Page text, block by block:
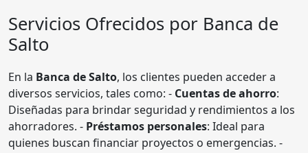
Servicios Ofrecidos por Banca de
Salto
En la Banca de Salto, los clientes pueden acceder a
diversos servicios, tales como: - Cuentas de ahorro:
Diseñadas para brindar seguridad y rendimientos a los
ahorradores. - Préstamos personales: Ideal para
quienes buscan financiar proyectos o emergencias. -